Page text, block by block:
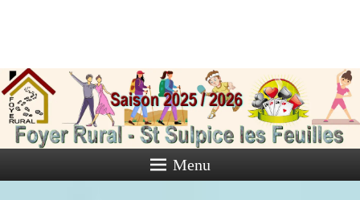
de Saint
Sulpice les
Feuilles
Activités diverses de l'Association
Menu